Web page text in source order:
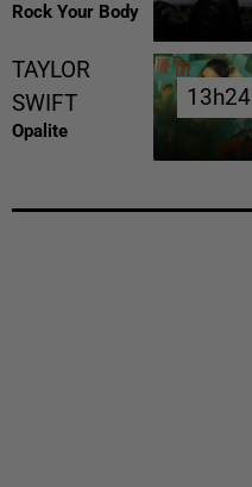
Rock Your Body
TAYLOR
SWIFT
Opalite
13h24
13h24